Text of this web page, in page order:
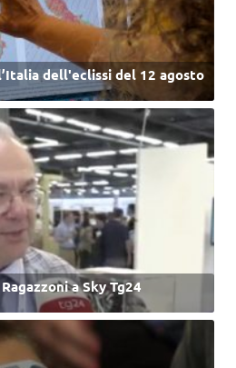
dell'eclissi del 12 agosto
a Sky Tg24